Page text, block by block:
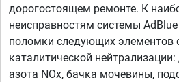
дорогостоящем ремонте. К
неисправностям системы
поломки следующих элементов
каталитической
азота NOx, бачка мочевины,